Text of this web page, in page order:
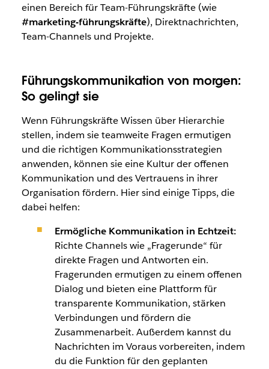
einen Bereich für Team-Führungskräfte (wie
#marketing-führungskräfte), Direktnachrichten,
Team-Channels und Projekte.
Führungskommunikation von morgen:
So gelingt sie
Wenn Führungskräfte Wissen über Hierarchie
stellen, indem sie teamweite Fragen ermutigen
und die richtigen Kommunikationsstrategien
anwenden, können sie eine Kultur der offenen
Kommunikation und des Vertrauens in ihrer
Organisation fördern. Hier sind einige Tipps, die
dabei helfen:
Ermögliche Kommunikation in Echtzeit:
Richte Channels wie „Fragerunde“ für
direkte Fragen und Antworten ein.
Fragerunden ermutigen zu einem offenen
Dialog und bieten eine Plattform für
transparente Kommunikation, stärken
Verbindungen und fördern die
Zusammenarbeit. Außerdem kannst du
Nachrichten im Voraus vorbereiten, indem
du die Funktion für den geplanten